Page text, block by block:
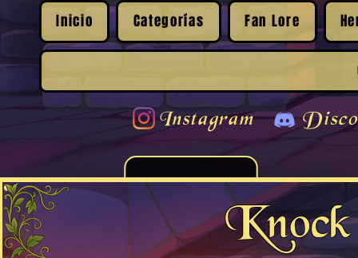
Inicio Categorías Fan Lore
Instagram